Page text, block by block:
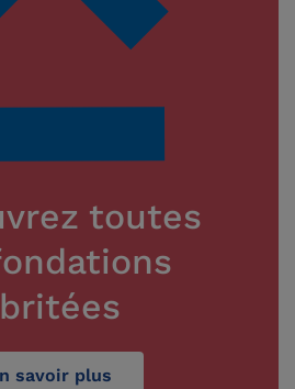
toutes
savoir plus